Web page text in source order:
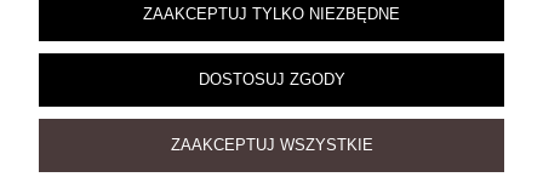
O NAS
Damelz 3D | Jesiona 22C, 67-415 Kolsko | telefon:
ZAAKCEPTUJ TYLKO NIEZBĘDNE
DOSTOSUJ ZGODY
ZAAKCEPTUJ WSZYSTKIE